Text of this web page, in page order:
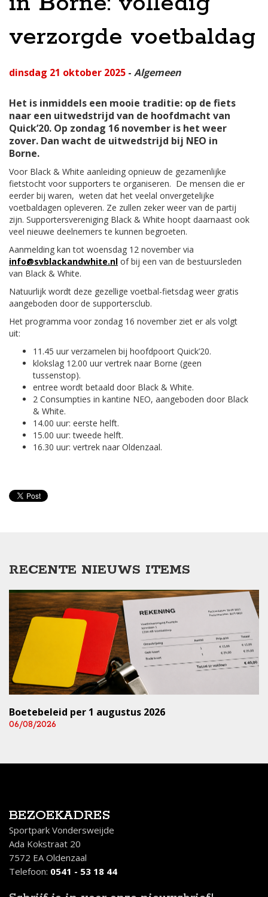
verzorgde voetbaldag
dinsdag 21 oktober 2025 - Algemeen
Het is inmiddels een mooie traditie: op de fiets
naar een uitwedstrijd van de hoofdmacht van
Quick’20. Op zondag 16 november is het weer
zover. Dan wacht de uitwedstrijd bij NEO in
Borne.
Voor Black & White aanleiding opnieuw de gezamenlijke
fietstocht voor supporters te organiseren. De mensen die er
eerder bij waren, weten dat het veelal onvergetelijke
voetbaldagen opleveren. Ze zullen zeker weer van de partij
zijn. Supportersvereniging Black & White hoopt daarnaast ook
veel nieuwe deelnemers te kunnen begroeten.
Aanmelding kan tot woensdag 12 november via
info@svblackandwhite.nl of bij een van de bestuursleden
van Black & White.
Natuurlijk wordt deze gezellige voetbal-fietsdag weer gratis
aangeboden door de supportersclub.
Het programma voor zondag 16 november ziet er als volgt
uit:
11.45 uur verzamelen bij hoofdpoort Quick’20.
klokslag 12.00 uur vertrek naar Borne (geen
tussenstop).
entree wordt betaald door Black & White.
2 Consumpties in kantine NEO, aangeboden door Black
& White.
14.00 uur: eerste helft.
15.00 uur: tweede helft.
16.30 uur: vertrek naar Oldenzaal.
RECENTE NIEUWS ITEMS
Boetebeleid per 1 augustus 2026
06/08/2026
BEZOEKADRES
Sportpark Vondersweijde
Ada Kokstraat 20
7572 EA Oldenzaal
Telefoon: 0541 - 53 18 44